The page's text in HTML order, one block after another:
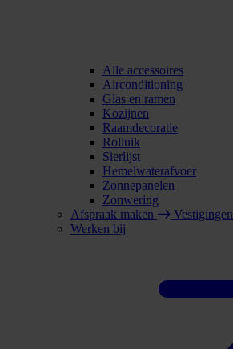
Alle accessoires
Airconditioning
Glas en ramen
Kozijnen
Raamdecoratie
Rolluik
Sierlijst
Hemelwaterafvoer
Zonnepanelen
Zonwering
Afspraak maken
Vestigingen
Werken bij